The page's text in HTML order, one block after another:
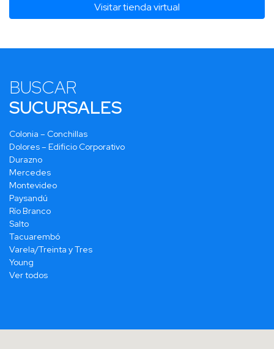
Visitar tienda virtual
BUSCAR
SUCURSALES
Colonia – Conchillas
Dolores – Edificio Corporativo
Durazno
Mercedes
Montevideo
Paysandú
Río Branco
Salto
Tacuarembó
Varela/Treinta y Tres
Young
Ver todos